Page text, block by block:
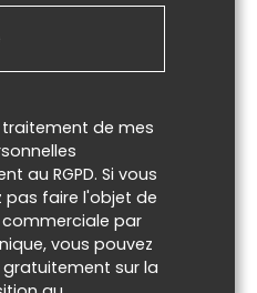
de mes
au RGPD. Si vous
pas faire l'objet de
par
vous pouvez
gratuitement sur la